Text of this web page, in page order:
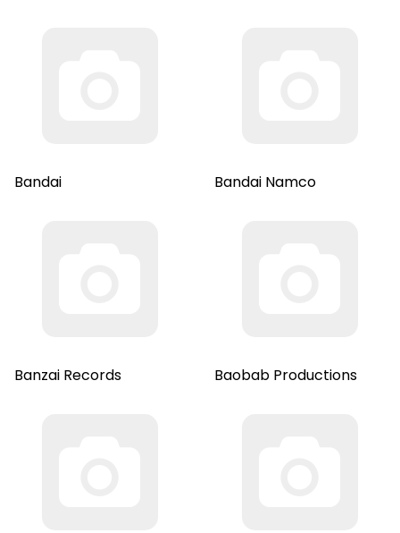
Bandai Bandai Namco
Banzai Records Baobab Productions